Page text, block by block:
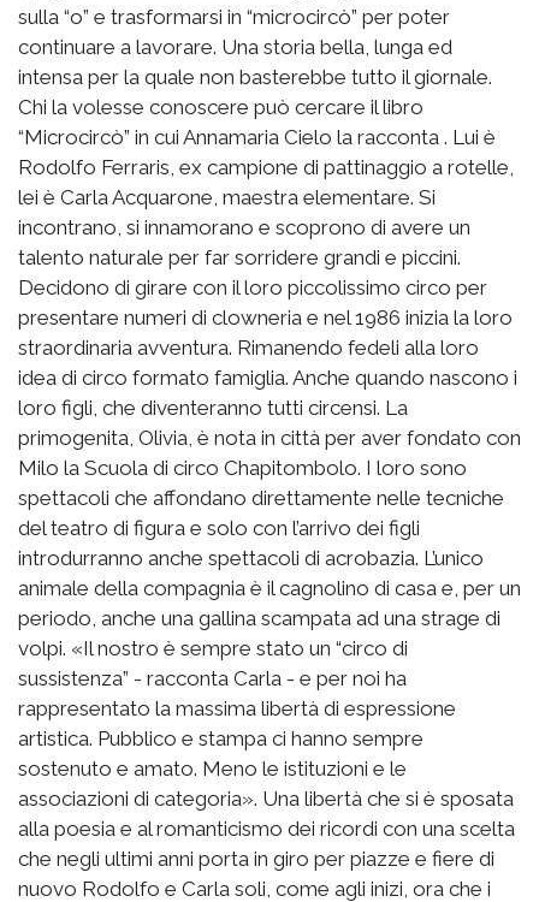
sulla “o” e trasformarsi in “microcircò” per poter
continuare a lavorare. Una storia bella, lunga ed
intensa per la quale non basterebbe tutto il giornale.
Chi la volesse conoscere può cercare il libro
“Microcircò” in cui Annamaria Cielo la racconta . Lui è
Rodolfo Ferraris, ex campione di pattinaggio a rotelle,
lei è Carla Acquarone, maestra elementare. Si
incontrano, si innamorano e scoprono di avere un
talento naturale per far sorridere grandi e piccini.
Decidono di girare con il loro piccolissimo circo per
presentare numeri di clowneria e nel 1986 inizia la loro
straordinaria avventura. Rimanendo fedeli alla loro
idea di circo formato famiglia. Anche quando nascono i
loro figli, che diventeranno tutti circensi. La
primogenita, Olivia, è nota in città per aver fondato con
Milo la Scuola di circo Chapitombolo. I loro sono
spettacoli che affondano direttamente nelle tecniche
del teatro di figura e solo con l’arrivo dei figli
introdurranno anche spettacoli di acrobazia. L’unico
animale della compagnia è il cagnolino di casa e, per un
periodo, anche una gallina scampata ad una strage di
volpi. «Il nostro è sempre stato un “circo di
sussistenza” - racconta Carla - e per noi ha
rappresentato la massima libertà di espressione
artistica. Pubblico e stampa ci hanno sempre
sostenuto e amato. Meno le istituzioni e le
associazioni di categoria». Una libertà che si è sposata
alla poesia e al romanticismo dei ricordi con una scelta
che negli ultimi anni porta in giro per piazze e fiere di
nuovo Rodolfo e Carla soli, come agli inizi, ora che i